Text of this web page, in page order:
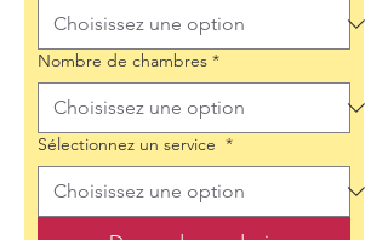
Nombre de chambres *
Sélectionnez un service *